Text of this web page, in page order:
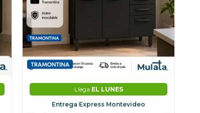
Llega EL LUNES
Entrega Express Montevideo